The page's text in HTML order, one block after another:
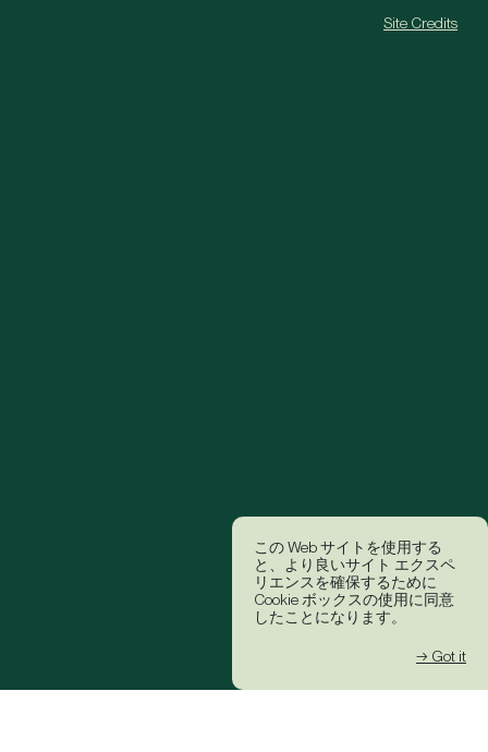
この Web サイトを使用する
と、より良いサイト エクスペ
リエンスを確保するために
Cookie ボックスの使用に同意
したことになります。
→ Got it
Site Credits